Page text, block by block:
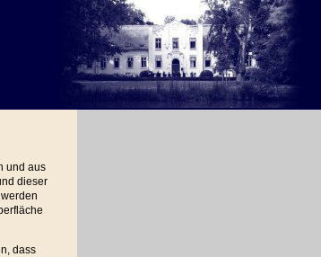
und aus
dieser
dass